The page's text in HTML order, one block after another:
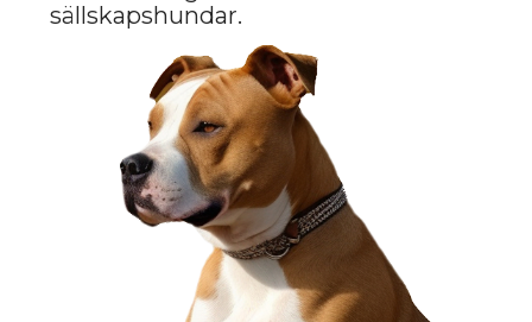
Fysisk aktivitet är en nyckelaspekt i
skötseln. Dessa hundar behöver
regelbundna promenader, lek och
träning. Utan tillräcklig aktivitet kan
de bli hyperaktiva och mer
aggressiva. Det är också viktigt att
ägna uppmärksamhet åt uppfostran
och socialisering från tidig ålder för
att undvika beteendeproblem.
FÖRDELAR OCH
NACKDELAR MED